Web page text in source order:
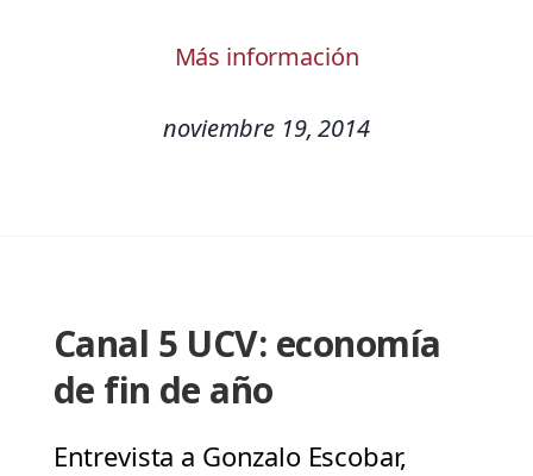
Más información
noviembre 19, 2014
Canal 5 UCV: economía
de fin de año
Entrevista a Gonzalo Escobar,